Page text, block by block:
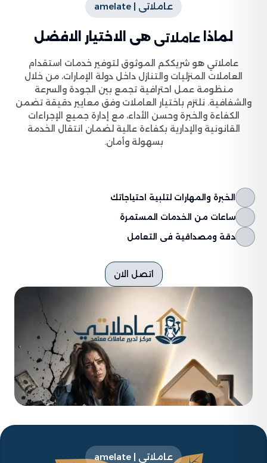
عاملاتى | amelate
لماذا عاملاتى هى الاختيار الافضل
عاملاتي هو شريككم الموثوق لتوفير خدمات استقدام
العاملات المنزليات والتنازل داخل دولة الإمارات، من خلال
منظومة عمل احترافية تجمع بين الجودة والسرعة
والشفافية. نلتزم باختيار العاملات وفق معايير دقيقة تضمن
الكفاءة والخبرة وحسن الأداء، مع إدارة جميع الإجراءات
القانونية والإدارية بكفاءة عالية لضمان انتقال الخدمة
بسهولة وأمان.
الخبرة والمهارات لتلبية احتياجاتك
ساعات من الخدمات المستمرة
دقة ومصداقية فى التعامل
اتصل الان
عاملاتى | amelate